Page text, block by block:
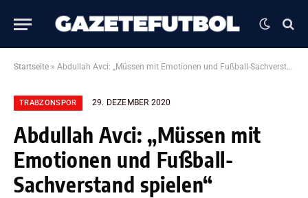
Startseite » Abdullah Avci: „Müssen mit Emotionen und Fußball-Sachverstand spielen“
TRABZONSPOR 29. DEZEMBER 2020
Abdullah Avci: „Müssen mit
Emotionen und Fußball-
Sachverstand spielen“